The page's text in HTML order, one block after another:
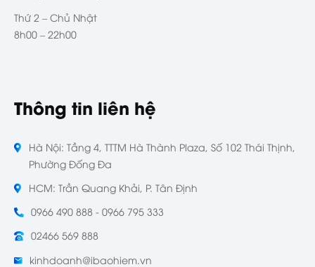
Thứ 2 – Chủ Nhật
8h00 – 22h00
Thông tin liên hệ
Hà Nội: Tầng 4, TTTM Hà Thành Plaza, Số 102 Thái Thịnh,
Phường Đống Đa
HCM: Trần Quang Khải, P. Tân Định
0966 490 888 - 0966 795 333
02466 569 888
kinhdoanh@ibaohiem.vn